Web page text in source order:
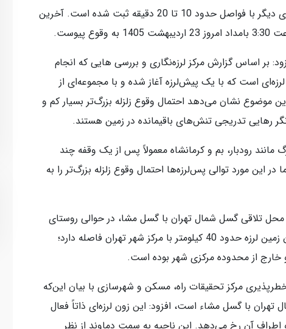
وی افزود: پس از آن نیز 6 رخداد لرزه‌ای دیگر با فواصل حدود 10 تا 20 دقیقه ثبت شده است. آخرین
بر اساس گزارش مرکز لرزه‌نگاری و بررسی‌ هایی که انجام
است که با یک پیش‌لرزه آغاز شده و با مجموعه‌ای از
موضوع نشان می‌دهد احتمال وقوع زلزله بزرگ‌تر بسیار کم و
رهایی تدریجی تنش‌های باقیمانده در زمین هستند.
مانند رودبار، بم و کرمانشاه معمولاً پس از یک وقفه چند
این مورد توالی پس‌لرزه‌ها احتمال وقوع زلزله بزرگ‌تر را به
تلاقی گسل شمال تهران با گسل مشا، در حوالی روستای
ایرا در شرق تهران قرار دارد. کانون این زمین لرزه حدود 40 کیلومتر با مرکز شهر تهران فاصله دارد؛
خارج از محدوده مرکزی شهر بوده است.
مرکز تحقیقات راه، مسکن و شهرسازی با بیان این‌که
با گسل مشاء است، افزود: این زون لرزه‌ای ذاتاً فعال
آن رخ می‌دهد. این ناحیه به سمت دماوند از نظر